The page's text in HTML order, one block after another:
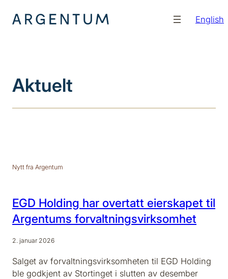
English
Aktuelt
Nytt fra Argentum
EGD Holding har overtatt eierskapet til
Argentums forvaltningsvirksomhet
2. januar 2026
Salget av forvaltningsvirksomheten til EGD Holding
ble godkjent av Stortinget i slutten av desember